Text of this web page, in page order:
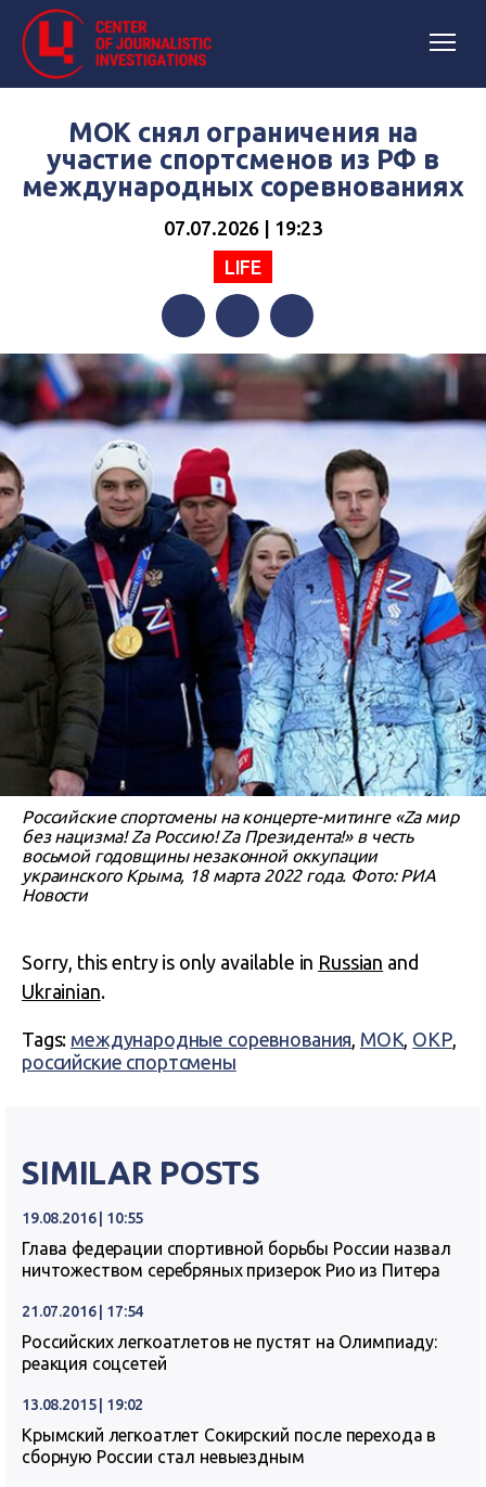
МОК снял ограничения на
участие спортсменов из РФ в
международных соревнованиях
07.07.2026 | 19:23
LIFE
FacebookTwitterTelegram
Российские спортсмены на концерте-митинге «Za мир
без нацизма! Zа Россию! Zа Президента!» в честь
восьмой годовщины незаконной оккупации
украинского Крыма, 18 марта 2022 года. Фото: РИА
Новости
Sorry, this entry is only available in Russian and
Ukrainian.
Tags: международные соревнования, МОК, ОКР,
российские спортсмены
SIMILAR POSTS
19.08.2016 | 10:55
Глава федерации спортивной борьбы России назвал
ничтожеством серебряных призерок Рио из Питера
21.07.2016 | 17:54
Российских легкоатлетов не пустят на Олимпиаду:
реакция соцсетей
13.08.2015 | 19:02
Крымский легкоатлет Сокирский после перехода в
сборную России стал невыездным